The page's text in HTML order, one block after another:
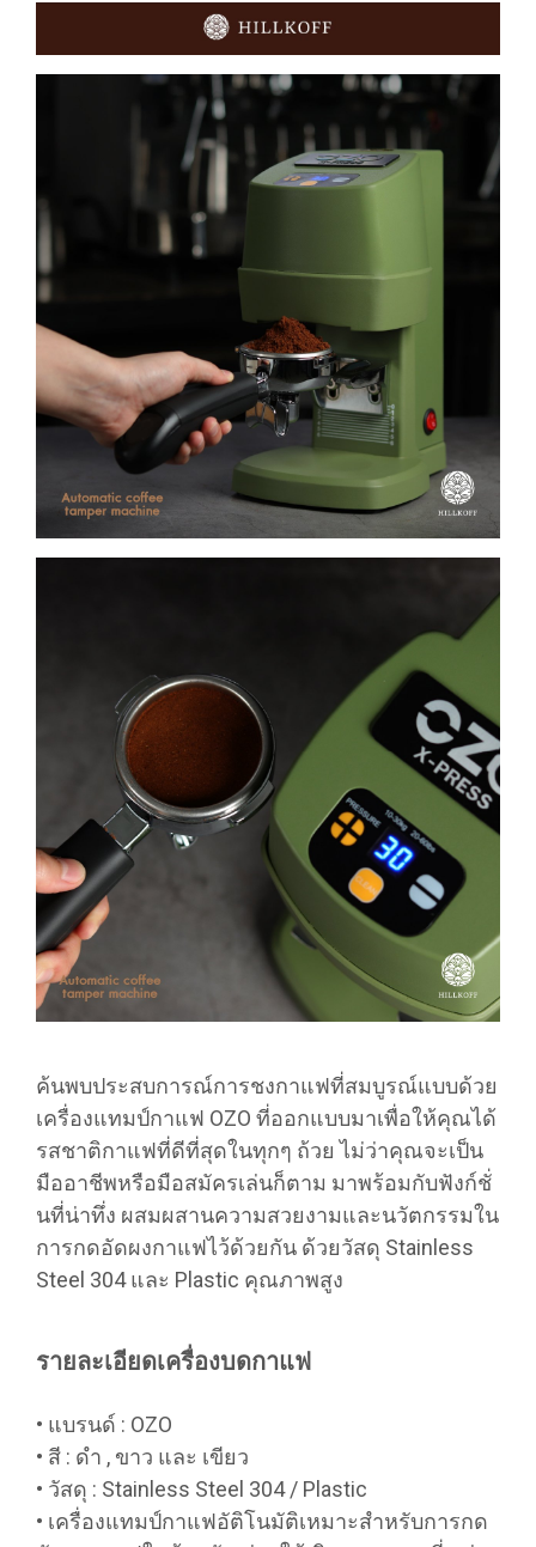
ค้นพบประสบการณ์การชงกาแฟที่สมบูรณ์แบบด้วย
เครื่องแทมป์กาแฟ OZO ที่ออกแบบมาเพื่อให้คุณได้
รสชาติกาแฟที่ดีที่สุดในทุกๆ ถ้วย ไม่ว่าคุณจะเป็น
มืออาชีพหรือมือสมัครเล่นก็ตาม มาพร้อมกับฟังก์ชั่
นที่น่าทึ่ง ผสมผสานความสวยงามและนวัตกรรมใน
การกดอัดผงกาแฟไว้ด้วยกัน ด้วยวัสดุ Stainless
Steel 304 และ Plastic คุณภาพสูง
รายละเอียดเครื่องบดกาแฟ
• แบรนด์ : OZO
• สี : ดำ , ขาว และ เขียว
• วัสดุ : Stainless Steel 304 / Plastic
• เครื่องแทมป์กาแฟอัติโนมัติเหมาะสำหรับการกด